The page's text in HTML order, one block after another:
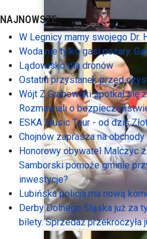
NAJNOWSZE:
W Legnicy mamy swojego Dr.
Woda nie tylko gasi pożary.
Lądowisko dla dronów
Ostatni przystanek przed
Wójt Z.Grabowski spotkał się
Rozmawiali o
ESKA Music Tour - od dziś
Chojnów zaprasza na
Honorowy obywatel Malczyc
Samborski pomoże gminie
inwestycje?
Lubińska policja ma nową
Derby Dolnego Śląska już za
bilety. Sprzedaż przekroczyła